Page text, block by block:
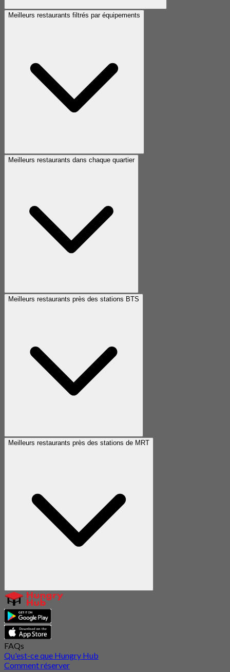
Meilleurs restaurants filtrés par équipements
Meilleurs restaurants dans chaque quartier
Meilleurs restaurants près des stations BTS
Meilleurs restaurants près des stations de MRT
FAQs
Qu'est-ce que Hungry Hub
Comment réserver